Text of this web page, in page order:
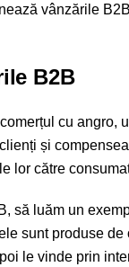
vânzările
B2B
cu angro,
și
lor către
să luăm un
sunt produse
le vinde prin